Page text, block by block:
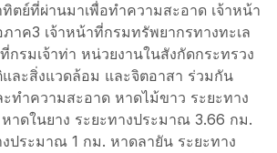
ตย์ที่ผ่านมาเพื่อทำความสะอาด เจ้าหน้า
ภาค3 เจ้าหน้าที่กรมทรัพยากรทางทะเล
กรมเจ้าท่า หน่วยงานในสังกัดกระทรวง
ละสิ่งแวดล้อม และจิตอาสา ร่วมกัน
ะทำความสะอาด หาดไม้ขาว ระยะทาง
าดในยาง ระยะทางประมาณ 3.66 กม.
ประมาณ 1 กม. หาดลายัน ระยะทาง